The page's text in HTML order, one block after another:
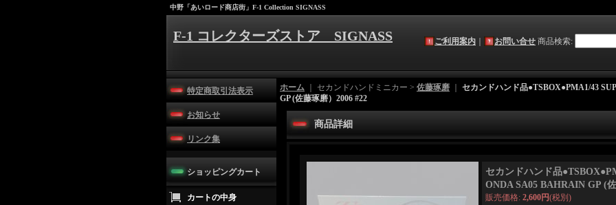
中野「あいロード商店街」F-1 Collection SIGNASS
F-1 コレクターズストア SIGNASS ご利用案内 お問い合せ 商品検索:
特定商取引法表示
お知らせ
リンク集
ショッピングカート
カートの中身
ホーム ｜ セカンドハンドミニカー > 佐藤琢磨
セカンドハンド品●TSBOX●PMA1/43
GP (佐藤琢磨）2006 #22
商品詳細
セカンドハンド品
ONDA SA05 BAHRAIN GP (
販売価格: 2,600円(税別)